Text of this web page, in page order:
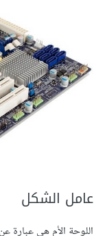
عامل الشكل